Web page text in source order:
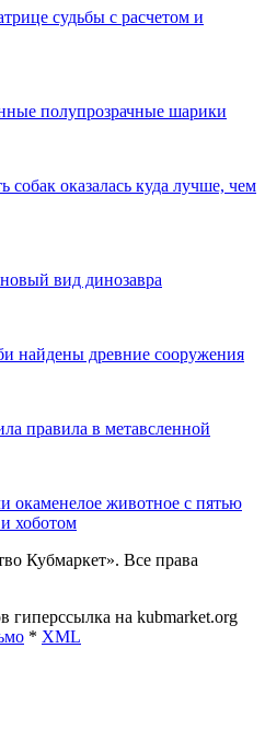
судьбы с расчетом и
полупрозрачные шарики
оказалась куда лучше, чем
вид динозавра
найдены древние сооружения
правила в метавсленной
окаменелое животное с пятью
хоботом
Кубмаркет». Все права
гиперссылка на kubmarket.org
* XML